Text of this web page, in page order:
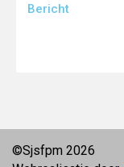
©Sjsfpm 2026